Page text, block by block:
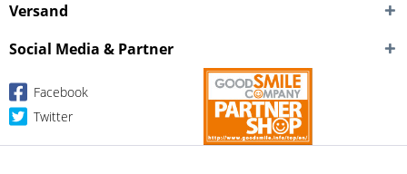
Versand
Social Media & Partner
Facebook
Twitter